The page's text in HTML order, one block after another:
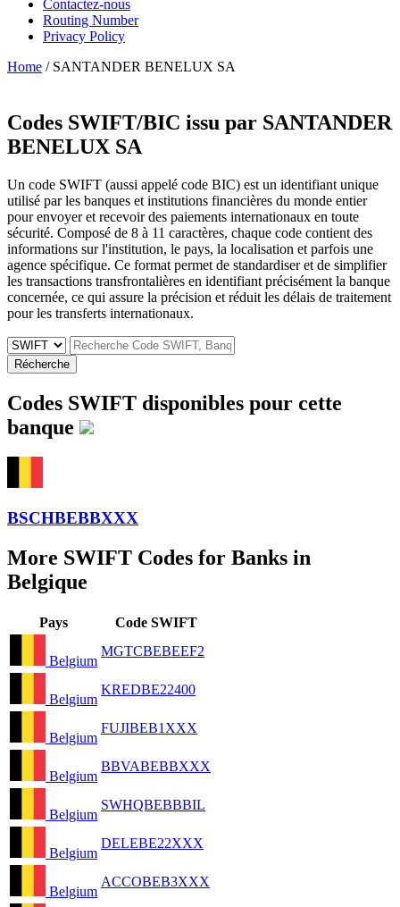
Contactez-nous
Routing Number
Privacy Policy
Home / SANTANDER BENELUX SA
Codes SWIFT/BIC issu par SANTANDER
BENELUX SA
Un code SWIFT (aussi appelé code BIC) est un identifiant unique
utilisé par les banques et institutions financières du monde entier
pour envoyer et recevoir des paiements internationaux en toute
sécurité. Composé de 8 à 11 caractères, chaque code contient des
informations sur l'institution, le pays, la localisation et parfois une
agence spécifique. Ce format permet de standardiser et de simplifier
les transactions transfrontalières en identifiant précisément la banque
concernée, ce qui assure la précision et réduit les délais de traitement
pour les transferts internationaux.
Récherche
Codes SWIFT disponibles pour cette
banque
BSCHBEBBXXX
More SWIFT Codes for Banks in
Belgique
Pays Code SWIFT
Belgium
MGTCBEBEEF2
Belgium
KREDBE22400
Belgium
FUJIBEB1XXX
Belgium
BBVABEBBXXX
Belgium
SWHQBEBBBIL
Belgium
DELEBE22XXX
Belgium
ACCOBEB3XXX